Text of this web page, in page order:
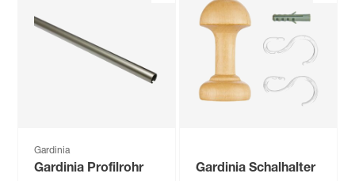
Gardinia
Gardinia Profilrohr
Gardinia Schalhalter